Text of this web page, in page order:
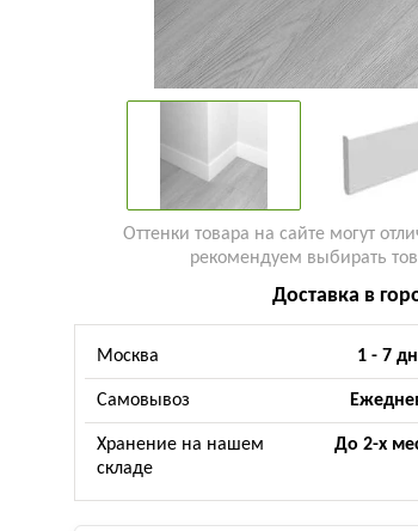
Оттенки товара на сайте могут
рекомендуем выбирать
Доставка в
Москва 1 - 7
Самовывоз
Хранение на нашем
складе
До 2-х